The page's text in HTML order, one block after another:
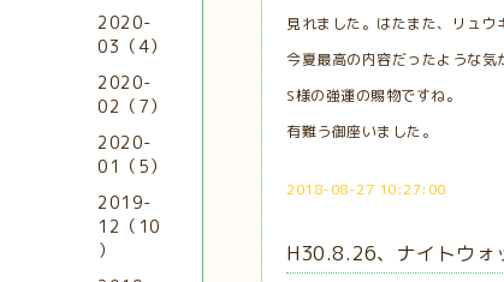
見れました。はたまた、リュウ
今夏最高の内容だったような気
S様の強運の賜物ですね。
有難う御座いました。
2018-08-27 10:27:00
H30.8.26、ナイトウォ
2020-
03（4）
2020-
02（7）
2020-
01（5）
2019-
12（10
）